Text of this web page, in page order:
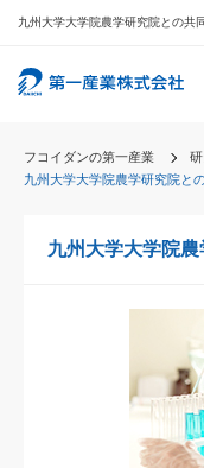
九州大学大学院農学研究院との共
フコイダンの第一産業
九州大学大学院農学研究院と
九州大学大学院